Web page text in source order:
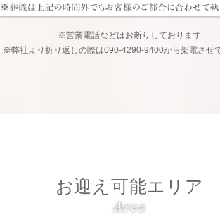
※営業電話などはお断りしております
※弊社より折り返しの際は090-4290-9400から架電させ
お迎え可能エリア
Area